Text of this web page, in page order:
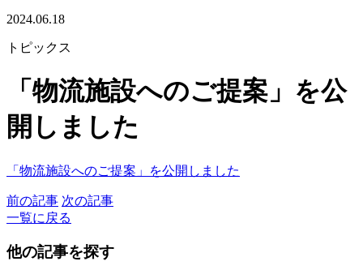
2024.06.18
トピックス
「物流施設へのご提案」を公
開しました
「物流施設へのご提案」を公開しました
前の記事 次の記事
一覧に戻る
他の記事を探す